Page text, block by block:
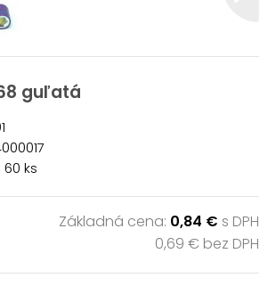
guľatá
60 ks
Základná cena: 0,84 € s DPH
0,69 € bez DPH